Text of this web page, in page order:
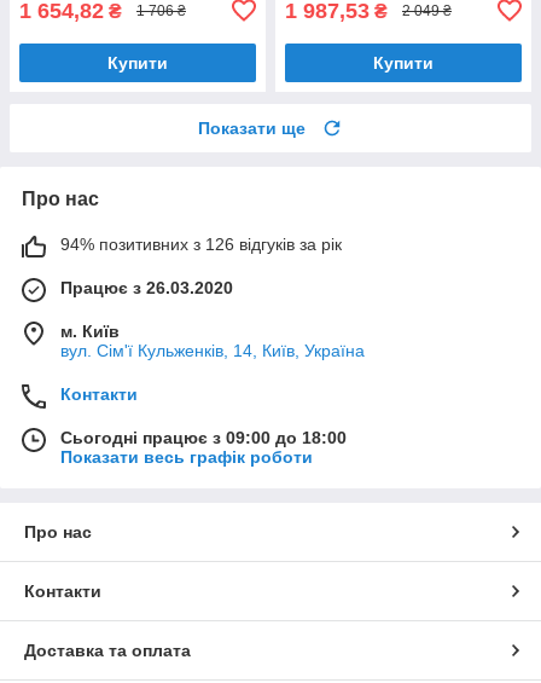
1 654,82 ₴ 1 706 ₴
Купити
1 987,53 ₴ 2 049 ₴
Купити
Показати ще
Про нас
94% позитивних з 126 відгуків за рік
Працює з 26.03.2020
м. Київ
вул. Сім'ї Кульженків, 14, Київ, Україна
Контакти
Сьогодні працює з 09:00 до 18:00
Показати весь графік роботи
Про нас
Контакти
Доставка та оплата